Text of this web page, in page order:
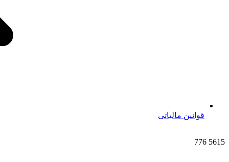
قوانین مالیاتی
5615
776